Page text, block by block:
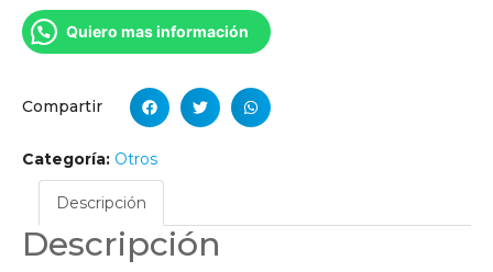
Quiero mas información
Compartir
Categoría: Otros
Descripción
Descripción